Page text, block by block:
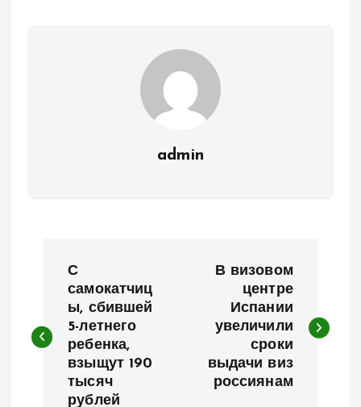
admin
в
С
самокатчиц
ы, сбившей
5-летнего
ребенка,
взыщут 190
тысяч
рублей
В визовом
центре
Испании
увеличили
сроки
выдачи виз
россиянам